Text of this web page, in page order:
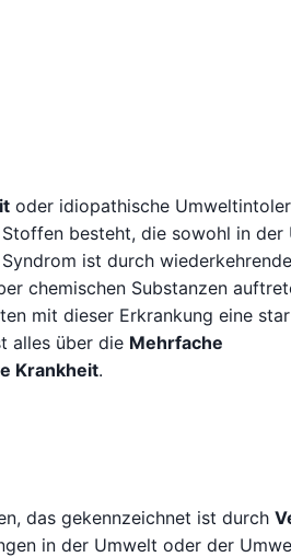
oder idiopathische
besteht, die sowohl in der
ist durch wiederkehrende
chemischen Substanzen
mit dieser Erkrankung eine
alles über die Mehrfache
Krankheit.
das gekennzeichnet ist durch
in der Umwelt oder der